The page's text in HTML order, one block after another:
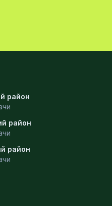
район
район
район